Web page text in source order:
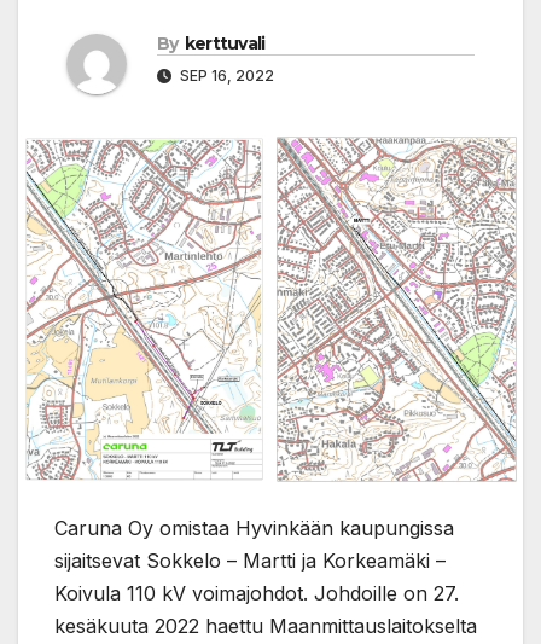
By kerttuvali
SEP 16, 2022
Caruna Oy omistaa Hyvinkään kaupungissa
sijaitsevat Sokkelo – Martti ja Korkeamäki –
Koivula 110 kV voimajohdot. Johdoille on 27.
kesäkuuta 2022 haettu Maanmittauslaitokselta